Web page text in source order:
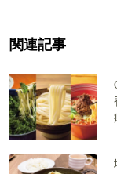
関連記事